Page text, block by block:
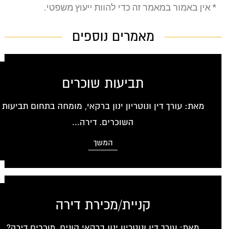
* אין באמור במאמר זה כדי להוות ייעוץ משפטי.
מאמרים נוספים
תביעות שוכרים
מאת: עורך דין ונוטריון ינון ברקאי, מומחה בתחום תביעות
השוכרים. דירה...
המשך
קניית/מכירת דירה